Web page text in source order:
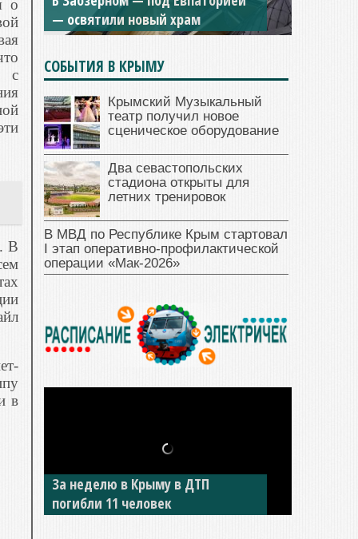
о
с
В
в
— освятили новый храм
СОБЫТИЯ В КРЫМУ
Крымский Музыкальный
театр получил новое
сценическое оборудование
Два севастопольских
стадиона открыты для
летних тренировок
В МВД по Республике Крым стартовал
I этап оперативно‑профилактической
операции «Мак‑2026»
За неделю в Крыму в ДТП
погибли 11 человек